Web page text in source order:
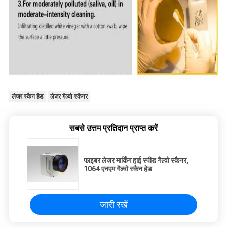
लेजर स्कैन हेड लेजर गैल्वो स्कैनर
सबसे उत्तम प्रतिदान प्राप्त करें
फाइबर लेजर मार्किंग हाई स्पीड गैल्वो स्कैनर,
1064 एनएम गैल्वो स्कैन हेड
जारी रखें